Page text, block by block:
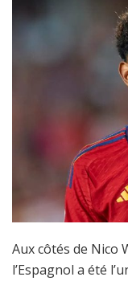
Aux côtés de Nico
l’Espagnol a été